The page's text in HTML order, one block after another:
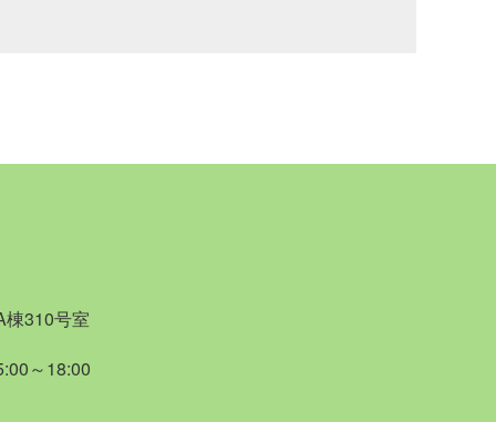
えの方には
おすすめいたします。
著書の中で最も少ない本です。
ったように、初版をもって絶版になる可能性もあ
方は、お早めにご注文ください。
310号室
～18:00